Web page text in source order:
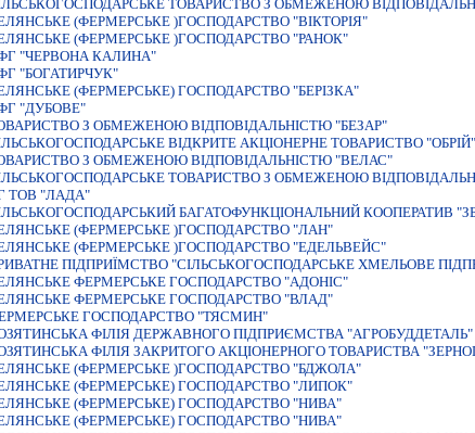
ТОВАРИСТВО З ОБМЕЖЕНОЮ
(ФЕРМЕРСЬКЕ )ГОСПОДАРСТВО "ВIКТОРIЯ"
(ФЕРМЕРСЬКЕ )ГОСПОДАРСТВО "РАНОК"
"ЧЕРВОНА КАЛИНА"
"БОГАТИРЧУК"
(ФЕРМЕРСЬКЕ) ГОСПОДАРСТВО "БЕРIЗКА"
"ДУБОВЕ"
З ОБМЕЖЕНОЮ ВIДПОВIДАЛЬНIСТЮ "БЕЗАР"
ВIДКРИТЕ АКЦIОНЕРНЕ ТОВАРИСТВО "ОБРIЙ"
З ОБМЕЖЕНОЮ ВIДПОВIДАЛЬНIСТЮ "ВЕЛАС"
ТОВАРИСТВО З ОБМЕЖЕНОЮ
ТОВ "ЛАДА"
БАГАТОФУНКЦIОНАЛЬНИЙ КООПЕРАТИВ
(ФЕРМЕРСЬКЕ )ГОСПОДАРСТВО "ЛАН"
(ФЕРМЕРСЬКЕ )ГОСПОДАРСТВО "ЕДЕЛЬВЕЙС"
ПIДПРИЇМСТВО "СIЛЬСЬКОГОСПОДАРСЬКЕ ХМЕЛЬОВЕ
ФЕРМЕРСЬКЕ ГОСПОДАРСТВО "АДОНIС"
ФЕРМЕРСЬКЕ ГОСПОДАРСТВО "ВЛАД"
ГОСПОДАРСТВО "ТЯСМИН"
ФIЛIЯ ДЕРЖАВНОГО ПIДПРИЄМСТВА "АГРОБУДДЕТАЛЬ"
ФIЛIЯ ЗАКРИТОГО АКЦIОНЕРНОГО ТОВАРИСТВА
(ФЕРМЕРСЬКЕ )ГОСПОДАРСТВО "БДЖОЛА"
(ФЕРМЕРСЬКЕ) ГОСПОДАРСТВО "ЛИПОК"
(ФЕРМЕРСЬКЕ) ГОСПОДАРСТВО "НИВА"
(ФЕРМЕРСЬКЕ) ГОСПОДАРСТВО "НИВА"